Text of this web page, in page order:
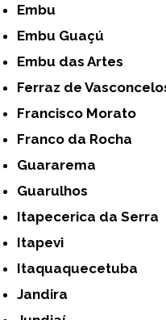
Embu
Embu Guaçú
Embu das Artes
Ferraz de
Francisco Morato
Franco da Rocha
Guararema
Guarulhos
Itapecerica da Serra
Itapevi
Itaquaquecetuba
Jandira